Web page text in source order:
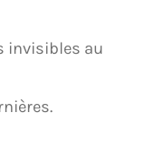
invisibles au